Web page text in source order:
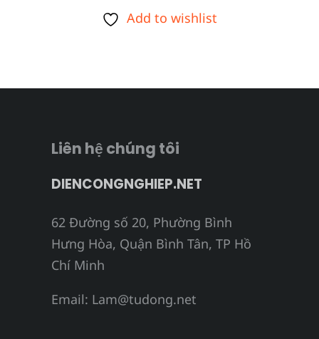
Add to wishlist
Liên hệ chúng tôi
DIENCONGNGHIEP.NET
62 Đường số 20, Phường Bình
Hưng Hòa, Quận Bình Tân, TP Hồ
Chí Minh
Email: Lam@tudong.net